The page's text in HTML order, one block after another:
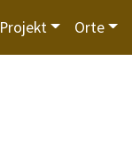
Projekt Orte